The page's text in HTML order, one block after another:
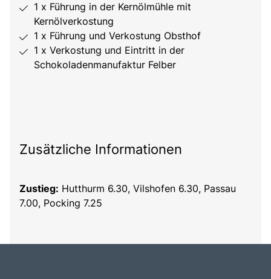
1 x Führung in der Kernölmühle mit
Kernölverkostung
1 x Führung und Verkostung Obsthof
1 x Verkostung und Eintritt in der
Schokoladenmanufaktur Felber
Zusätzliche Informationen
Zustieg: Hutthurm 6.30, Vilshofen 6.30, Passau
7.00, Pocking 7.25